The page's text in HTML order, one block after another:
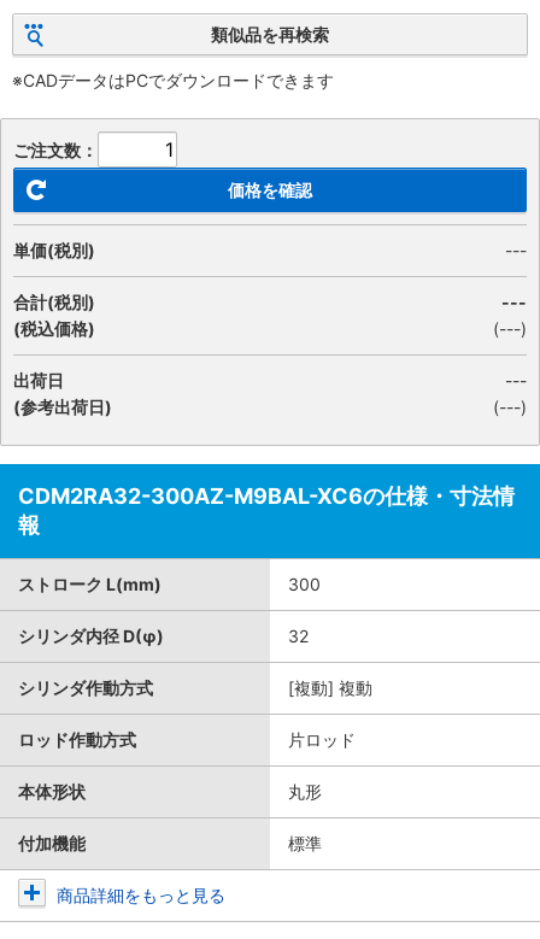
類似品を再検索
※CADデータはPCでダウンロードできます
ご注文数：
価格を確認
単価(税別) ---
合計(税別)
(税込価格)
---
(---)
出荷日
(参考出荷日)
---
(---)
CDM2RA32-300AZ-M9BAL-XC6の仕様・寸法情
報
ストローク L(mm) 300
シリンダ内径 D(φ) 32
シリンダ作動方式 [複動] 複動
ロッド作動方式 片ロッド
本体形状 丸形
付加機能 標準
商品詳細をもっと見る